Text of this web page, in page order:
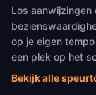
Los
op je eigen
een plek op het
Bekijk alle